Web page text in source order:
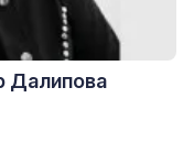
Далипова